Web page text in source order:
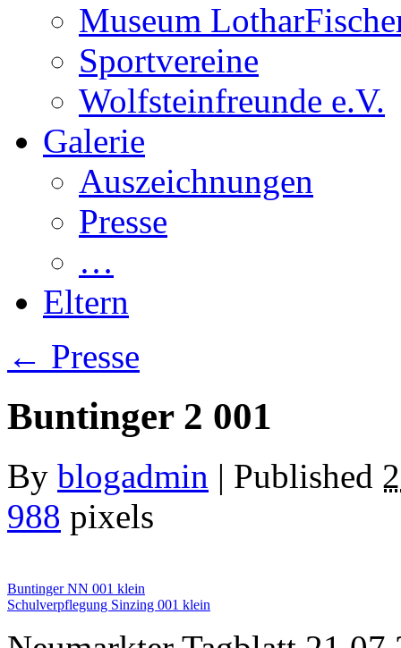
Museum
Sportvereine
Wolfsteinfreunde e.V.
Galerie
Auszeichnungen
Presse
…
Eltern
← Presse
Buntinger 2 001
By blogadmin | Published
988 pixels
Buntinger NN 001 klein
Schulverpflegung Sinzing 001 klein